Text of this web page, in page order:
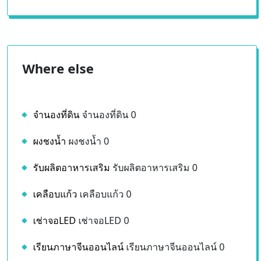
ทำคอนเทนท์เป็นเรื่องจำเป็น และสำคัญเป็นอย่าง
มาก ในการทำธุรกิจสินค้าออนไลน์